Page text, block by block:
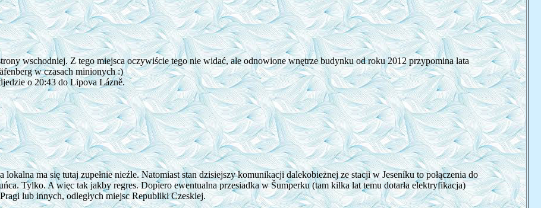
wschodniej. Z tego miejsca oczywiście tego nie widać, ale odnowione wnętrze budynku od roku 2012 przypomina lata
w czasach minionych :)
o 20:43 do Lipova Lázně.
ma się tutaj zupełnie nieźle. Natomiast stan dzisiejszy komunikacji dalekobieżnej ze stacji w Jeseníku to połączenia do
Tylko. A więc tak jakby regres. Dopiero ewentualna przesiadka w Šumperku (tam kilka lat temu dotarła elektryfikacja)
lub innych, odległych miejsc Republiki Czeskiej.